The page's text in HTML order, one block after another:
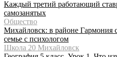
Каждый третий работающий
самозанятых
Общество
Михайловск: в районе Гармония
семье с психологом
Школа 20 Михайловск